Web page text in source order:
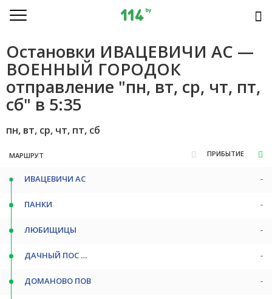
Остановки ИВАЦЕВИЧИ АС —
ВОЕННЫЙ ГОРОДОК
отправление "пн, вт, ср, чт, пт,
сб" в 5:35
пн, вт, ср, чт, пт, сб
МАРШРУТ ПРИБЫТИЕ
ИВАЦЕВИЧИ АС -
ПАНКИ -
ЛЮБИЩИЦЫ -
ДАЧНЫЙ ПОС ПОВ -
ДОМАНОВО ПОВ -